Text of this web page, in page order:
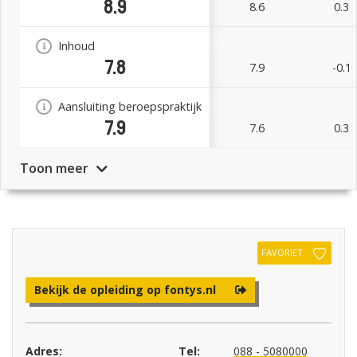
8.9 8.6 0.3
Inhoud
7.8 7.9 -0.1
Aansluiting beroepspraktijk
7.9 7.6 0.3
Toon meer
FAVORIET
Bekijk de opleiding op fontys.nl
Adres: Tel: 088 - 5080000